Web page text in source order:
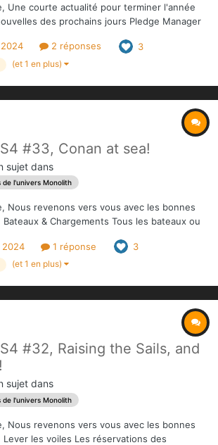
Une courte actualité pour terminer l'année
des prochains jours Pledge Manager
tests sont en cours concernant la mise
TVA mi...
2 réponses 3
(et 1 en plus)
#33, Conan at sea!
sujet dans
l'univers Monolith
Nous revenons vers vous avec les bonnes
& Chargements Tous les bateaux ou
débuteront comme prévues en janvier.
ré...
2024 1 réponse 3
(et 1 en plus)
#32, Raising the Sails, and
sujet dans
l'univers Monolith
Nous revenons vers vous avec les bonnes
les voiles Les réservations des